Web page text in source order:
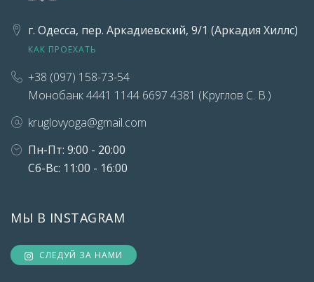
г. Одесса, пер. Аркадиевский, 9/1 (Аркадия Хиллс)
КАК ПРОЕХАТЬ
+38 (097) 158-73-54
Монобанк 4441 1144 6697 4381 (Круглов С. В.)
kruglovyoga@gmail.com
Пн-Пт: 9:00 - 20:00
Сб-Вс: 11:00 - 16:00
МЫ В INSTAGRAM
СЛЕДУЙ ЗА НАМИ